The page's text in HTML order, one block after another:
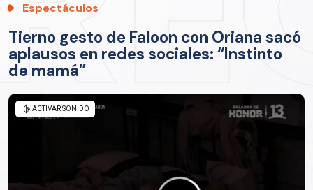
Espectáculos
Tierno gesto de Faloon con Oriana sacó
aplausos en redes sociales: “Instinto
de mamá”